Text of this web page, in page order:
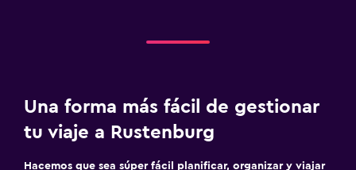
Una forma más fácil de gestionar
tu viaje a Rustenburg
Hacemos que sea súper fácil planificar, organizar y viajar